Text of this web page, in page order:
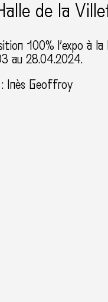
de la
100% l’expo à
au 28.04.2024.
: Inès Geoffroy